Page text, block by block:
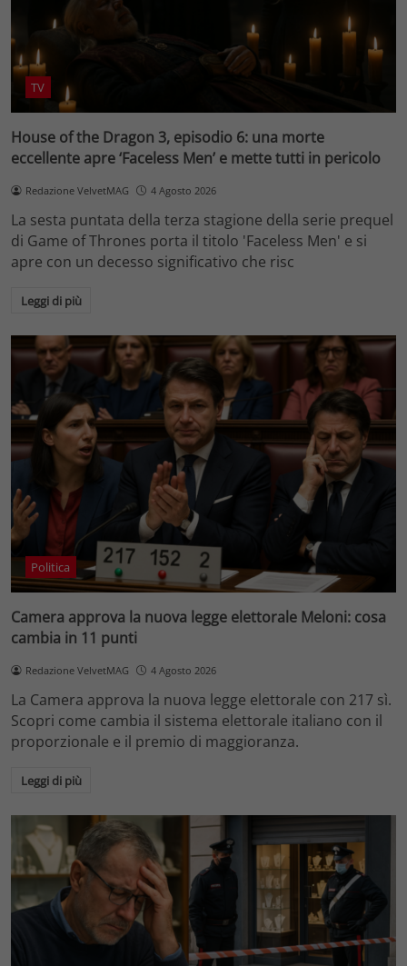
TV
House of the Dragon 3, episodio 6: una morte
eccellente apre ‘Faceless Men’ e mette tutti in pericolo
Redazione VelvetMAG 4 Agosto 2026
La sesta puntata della terza stagione della serie prequel
di Game of Thrones porta il titolo 'Faceless Men' e si
apre con un decesso significativo che risc
Leggi di più
Politica
Camera approva la nuova legge elettorale Meloni: cosa
cambia in 11 punti
Redazione VelvetMAG 4 Agosto 2026
La Camera approva la nuova legge elettorale con 217 sì.
Scopri come cambia il sistema elettorale italiano con il
proporzionale e il premio di maggioranza.
Leggi di più